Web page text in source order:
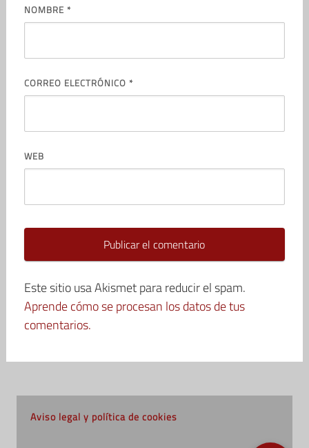
NOMBRE *
CORREO ELECTRÓNICO *
WEB
Este sitio usa Akismet para reducir el spam.
Aprende cómo se procesan los datos de tus
comentarios.
Aviso legal y política de cookies